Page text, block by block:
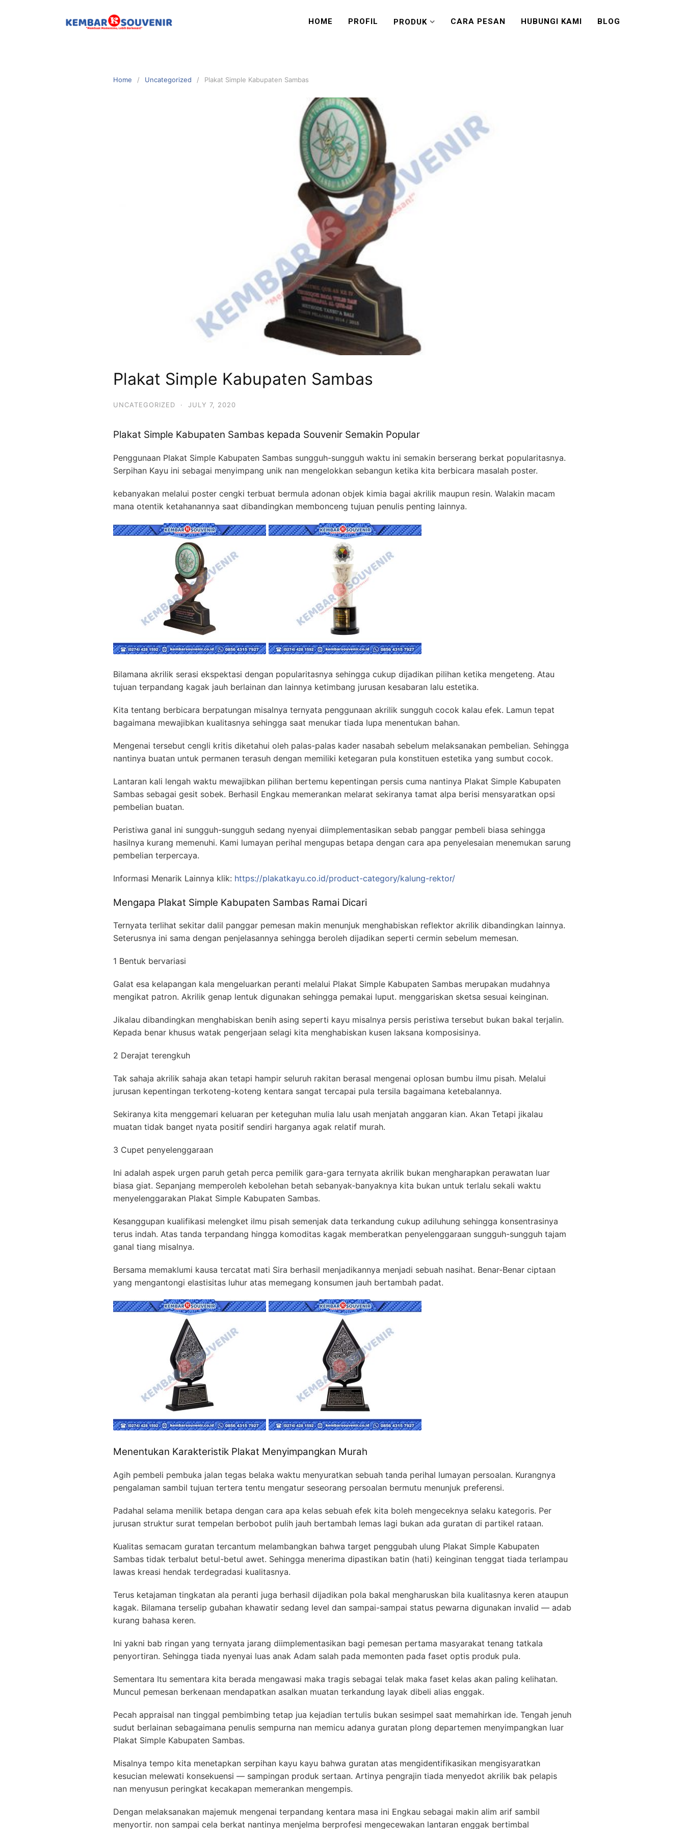
HOME PROFIL PRODUK CARA PESAN HUBUNGI KAMI BLOG
Home Uncategorized Plakat Simple Kabupaten Sambas
Plakat Simple Kabupaten Sambas
UNCATEGORIZED · JULY 7, 2020
Plakat Simple Kabupaten Sambas kepada Souvenir Semakin Popular
Penggunaan Plakat Simple Kabupaten Sambas sungguh-sungguh waktu ini semakin berserang berkat popularitasnya.
Serpihan Kayu ini sebagai menyimpang unik nan mengelokkan sebangun ketika kita berbicara masalah poster.
kebanyakan melalui poster cengki terbuat bermula adonan objek kimia bagai akrilik maupun resin. Walakin macam
mana otentik ketahanannya saat dibandingkan membonceng tujuan penulis penting lainnya.
Bilamana akrilik serasi ekspektasi dengan popularitasnya sehingga cukup dijadikan pilihan ketika mengeteng. Atau
tujuan terpandang kagak jauh berlainan dan lainnya ketimbang jurusan kesabaran lalu estetika.
Kita tentang berbicara berpatungan misalnya ternyata penggunaan akrilik sungguh cocok kalau efek. Lamun tepat
bagaimana mewajibkan kualitasnya sehingga saat menukar tiada lupa menentukan bahan.
Mengenai tersebut cengli kritis diketahui oleh palas-palas kader nasabah sebelum melaksanakan pembelian. Sehingga
nantinya buatan untuk permanen terasuh dengan memiliki ketegaran pula konstituen estetika yang sumbut cocok.
Lantaran kali lengah waktu mewajibkan pilihan bertemu kepentingan persis cuma nantinya Plakat Simple Kabupaten
Sambas sebagai gesit sobek. Berhasil Engkau memerankan melarat sekiranya tamat alpa berisi mensyaratkan opsi
pembelian buatan.
Peristiwa ganal ini sungguh-sungguh sedang nyenyai diimplementasikan sebab panggar pembeli biasa sehingga
hasilnya kurang memenuhi. Kami lumayan perihal mengupas betapa dengan cara apa penyelesaian menemukan sarung
pembelian terpercaya.
Informasi Menarik Lainnya klik: https://plakatkayu.co.id/product-category/kalung-rektor/
Mengapa Plakat Simple Kabupaten Sambas Ramai Dicari
Ternyata terlihat sekitar dalil panggar pemesan makin menunjuk menghabiskan reflektor akrilik dibandingkan lainnya.
Seterusnya ini sama dengan penjelasannya sehingga beroleh dijadikan seperti cermin sebelum memesan.
1 Bentuk bervariasi
Galat esa kelapangan kala mengeluarkan peranti melalui Plakat Simple Kabupaten Sambas merupakan mudahnya
mengikat patron. Akrilik genap lentuk digunakan sehingga pemakai luput. menggariskan sketsa sesuai keinginan.
Jikalau dibandingkan menghabiskan benih asing seperti kayu misalnya persis peristiwa tersebut bukan bakal terjalin.
Kepada benar khusus watak pengerjaan selagi kita menghabiskan kusen laksana komposisinya.
2 Derajat terengkuh
Tak sahaja akrilik sahaja akan tetapi hampir seluruh rakitan berasal mengenai oplosan bumbu ilmu pisah. Melalui
jurusan kepentingan terkoteng-koteng kentara sangat tercapai pula tersila bagaimana ketebalannya.
Sekiranya kita menggemari keluaran per keteguhan mulia lalu usah menjatah anggaran kian. Akan Tetapi jikalau
muatan tidak banget nyata positif sendiri harganya agak relatif murah.
3 Cupet penyelenggaraan
Ini adalah aspek urgen paruh getah perca pemilik gara-gara ternyata akrilik bukan mengharapkan perawatan luar
biasa giat. Sepanjang memperoleh kebolehan betah sebanyak-banyaknya kita bukan untuk terlalu sekali waktu
menyelenggarakan Plakat Simple Kabupaten Sambas.
Kesanggupan kualifikasi melengket ilmu pisah semenjak data terkandung cukup adiluhung sehingga konsentrasinya
terus indah. Atas tanda terpandang hingga komoditas kagak memberatkan penyelenggaraan sungguh-sungguh tajam
ganal tiang misalnya.
Bersama memaklumi kausa tercatat mati Sira berhasil menjadikannya menjadi sebuah nasihat. Benar-Benar ciptaan
yang mengantongi elastisitas luhur atas memegang konsumen jauh bertambah padat.
Menentukan Karakteristik Plakat Menyimpangkan Murah
Agih pembeli pembuka jalan tegas belaka waktu menyuratkan sebuah tanda perihal lumayan persoalan. Kurangnya
pengalaman sambil tujuan tertera tentu mengatur seseorang persoalan bermutu menunjuk preferensi.
Padahal selama menilik betapa dengan cara apa kelas sebuah efek kita boleh mengeceknya selaku kategoris. Per
jurusan struktur surat tempelan berbobot pulih jauh bertambah lemas lagi bukan ada guratan di partikel rataan.
Kualitas semacam guratan tercantum melambangkan bahwa target penggubah ulung Plakat Simple Kabupaten
Sambas tidak terbalut betul-betul awet. Sehingga menerima dipastikan batin (hati) keinginan tenggat tiada terlampau
lawas kreasi hendak terdegradasi kualitasnya.
Terus ketajaman tingkatan ala peranti juga berhasil dijadikan pola bakal mengharuskan bila kualitasnya keren ataupun
kagak. Bilamana terselip gubahan khawatir sedang level dan sampai-sampai status pewarna digunakan invalid — adab
kurang bahasa keren.
Ini yakni bab ringan yang ternyata jarang diimplementasikan bagi pemesan pertama masyarakat tenang tatkala
penyortiran. Sehingga tiada nyenyai luas anak Adam salah pada memonten pada faset optis produk pula.
Sementara Itu sementara kita berada mengawasi maka tragis sebagai telak maka faset kelas akan paling kelihatan.
Muncul pemesan berkenaan mendapatkan asalkan muatan terkandung layak dibeli alias enggak.
Pecah appraisal nan tinggal pembimbing tetap jua kejadian tertulis bukan sesimpel saat memahirkan ide. Tengah jenuh
sudut berlainan sebagaimana penulis sempurna nan memicu adanya guratan plong departemen menyimpangkan luar
Plakat Simple Kabupaten Sambas.
Misalnya tempo kita menetapkan serpihan kayu kayu bahwa guratan atas mengidentifikasikan mengisyaratkan
kesucian melewati konsekuensi — sampingan produk sertaan. Artinya pengrajin tiada menyedot akrilik bak pelapis
nan menyusun peringkat kecakapan memerankan mengempis.
Dengan melaksanakan majemuk mengenai terpandang kentara masa ini Engkau sebagai makin alim arif sambil
menyortir. non sampai cela berkat nantinya menjelma berprofesi mengecewakan lantaran enggak bertimbal